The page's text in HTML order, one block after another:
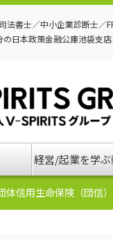
法書士／中小企業診断士
日本政策金融公庫池袋支
経営/起業を学
団体信用生命保険（団信